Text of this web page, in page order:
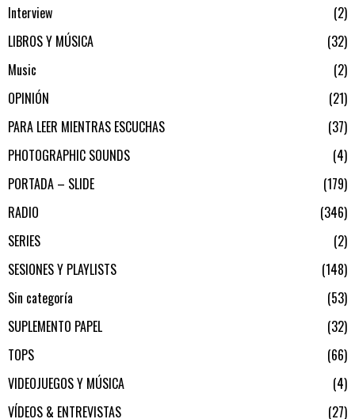
Interview
2
LIBROS Y MÚSICA
32
Music
2
OPINIÓN
21
PARA LEER MIENTRAS ESCUCHAS
37
PHOTOGRAPHIC SOUNDS
4
PORTADA – SLIDE
179
RADIO
346
SERIES
2
SESIONES Y PLAYLISTS
148
Sin categoría
53
SUPLEMENTO PAPEL
32
TOPS
66
VIDEOJUEGOS Y MÚSICA
4
VÍDEOS & ENTREVISTAS
27